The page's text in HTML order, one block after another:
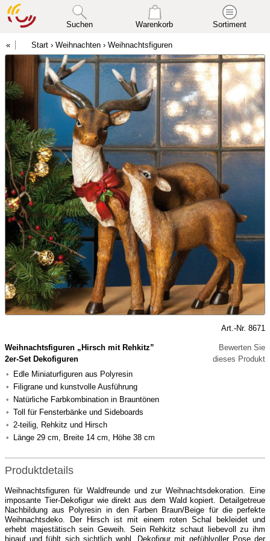
Suchen Warenkorb Sortiment
Start › Weihnachten › Weihnachtsfiguren
Art.-Nr. 8671
Weihnachtsfiguren „Hirsch mit Rehkitz”
2er-Set Dekofiguren
Edle Miniaturfiguren aus Polyresin
Filigrane und kunstvolle Ausführung
Natürliche Farbkombination in Brauntönen
Toll für Fensterbänke und Sideboards
2-teilig, Rehkitz und Hirsch
Länge 29 cm, Breite 14 cm, Höhe 38 cm
Bewerten Sie
dieses Produkt
Produktdetails
Weihnachtsfiguren für Waldfreunde und zur Weihnachtsdekoration. Eine
imposante Tier-Dekofigur wie direkt aus dem Wald kopiert. Detailgetreue
Nachbildung aus Polyresin in den Farben Braun/Beige für die perfekte
Weihnachtsdeko. Der Hirsch ist mit einem roten Schal bekleidet und
erhebt majestätisch sein Geweih. Sein Rehkitz schaut liebevoll zu ihm
hinauf und fühlt sich sichtlich wohl. Dekofigur mit gefühlvoller Pose der